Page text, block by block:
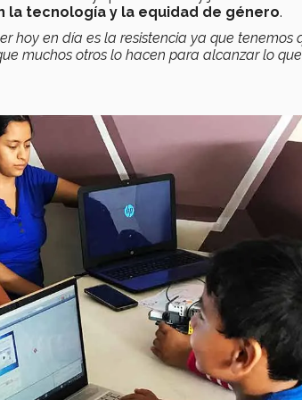
la tecnología y la equidad de género.
hoy en día es la resistencia ya que tenemos
muchos otros lo hacen para alcanzar lo